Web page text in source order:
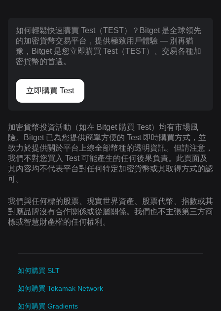
如何輕鬆快速購買 Test（TEST）？Bitget 是全球領先
的加密貨幣交易平台，提供極致用戶體驗 — 別再猶
豫，Bitget 是您立即購買 Test（TEST）、交易各種加
密貨幣的首選。
立即購買 Test
加密貨幣投資活動（如在 Bitget 購買 Test）均有市場風
險。Bitget 已為您提供簡單方便的 Test 即時購買方式，並
致力於提供關於平台上線全部幣種的透明資訊。但請注意，
我們不對您買入 Test 可能產生的任何後果負責。此頁面及
其內容均不代表平台對任何特定加密貨幣或其取得方式的認
可。
我們與任何標的股票、現實世界資產、股票代幣、指數或其
對應品牌沒有合作關係或從屬關係。我們也不主張第三方商
標或智慧財產權的任何權利。
如何購買 SLT
如何購買 Tokamak Network
如何購買 Gradients